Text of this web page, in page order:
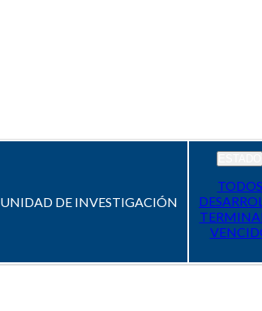
UNIDAD DE INVESTIGACIÓN
TODOS